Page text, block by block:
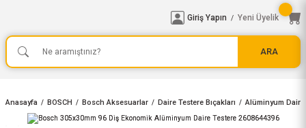
ARA
Giriş Yapın / Yeni Üyelik
Anasayfa BOSCH Bosch Aksesuarlar Daire Testere Bıçakları Alüminyum Daire